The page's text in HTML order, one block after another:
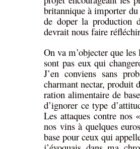
britannique à importer
de doper la production
devrait nous faire
On va m’objecter que
sont pas eux qui
J’en conviens sans
charmant nectar, produit
ration alimentaire de
d’ignorer ce type
Les attaques contre nos
nos vins à quelques
base pour ceux qui